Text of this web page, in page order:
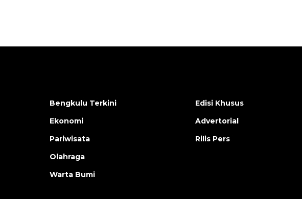
Bengkulu Terkini
Ekonomi
Pariwisata
Olahraga
Warta Bumi
Edisi Khusus
Advertorial
Rilis Pers